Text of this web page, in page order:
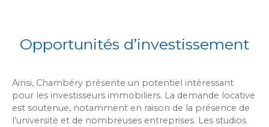
Opportunités d’investissement
Ainsi, Chambéry présente un potentiel intéressant
pour les investisseurs immobiliers. La demande locative
est soutenue, notamment en raison de la présence de
l’université et de nombreuses entreprises. Les studios